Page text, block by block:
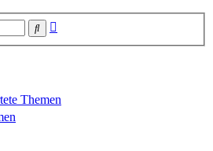
Suche
Themen